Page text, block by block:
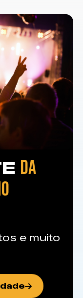
DA
e muito